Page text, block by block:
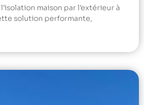
maison par l’extérieur à
solution performante,